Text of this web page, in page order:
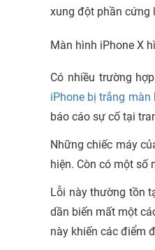
xung đột phần cứng
Màn hình iPhone X
Có nhiều trường
iPhone bị trắng màn
báo cáo sự cố tại
Những chiếc máy
hiện. Còn có một số
Lỗi này thường tồn
dần biến mất một
này khiến các điểm